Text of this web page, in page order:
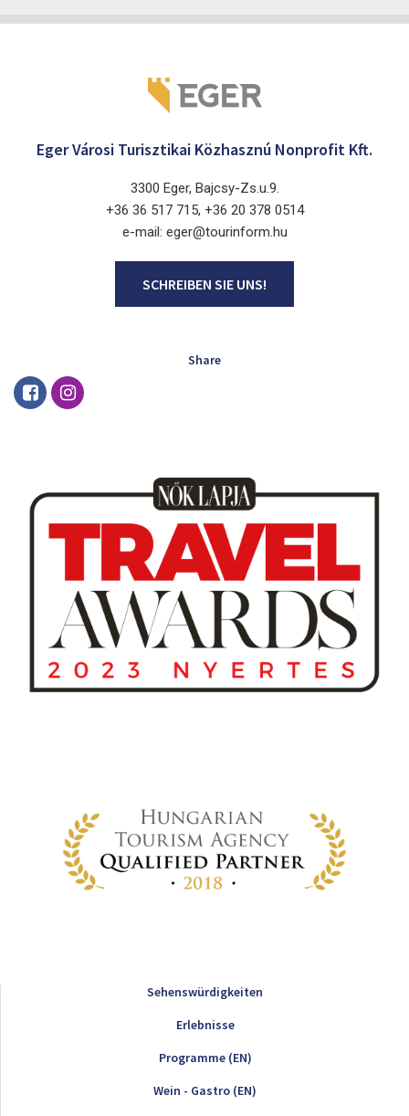
Eger Városi Turisztikai Közhasznú Nonprofit Kft.
3300 Eger, Bajcsy-Zs.u.9.
+36 36 517 715, +36 20 378 0514
e-mail: eger@tourinform.hu
SCHREIBEN SIE UNS!
Share
Sehenswürdigkeiten
Erlebnisse
Programme (EN)
Wein - Gastro (EN)